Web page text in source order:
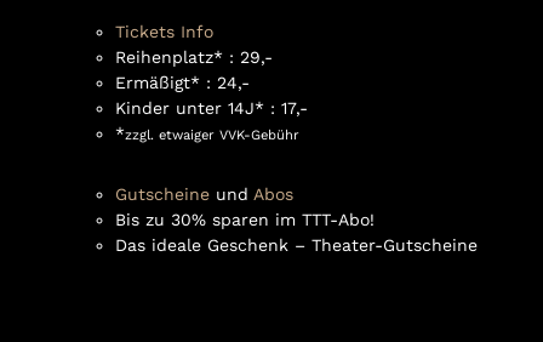
Tickets Info
Reihenplatz* : 29,-
Ermäßigt* : 24,-
Kinder unter 14J* : 17,-
*zzgl. etwaiger VVK-Gebühr
Gutscheine und Abos
Bis zu 30% sparen im TTT-Abo!
Das ideale Geschenk – Theater-Gutscheine